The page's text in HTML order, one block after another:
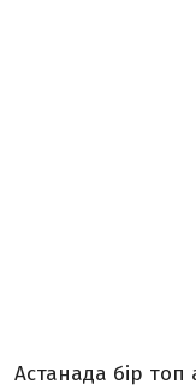
Астанада бір